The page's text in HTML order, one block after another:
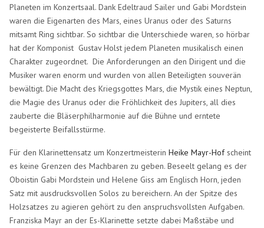
Planeten im Konzertsaal. Dank Edeltraud Sailer und Gabi Mordstein
waren die Eigenarten des Mars, eines Uranus oder des Saturns
mitsamt Ring sichtbar. So sichtbar die Unterschiede waren, so hörbar
hat der Komponist Gustav Holst jedem Planeten musikalisch einen
Charakter zugeordnet. Die Anforderungen an den Dirigent und die
Musiker waren enorm und wurden von allen Beteiligten souverän
bewältigt. Die Macht des Kriegsgottes Mars, die Mystik eines Neptun,
die Magie des Uranus oder die Fröhlichkeit des Jupiters, all dies
zauberte die Bläserphilharmonie auf die Bühne und erntete
begeisterte Beifallsstürme.
Für den Klarinettensatz um KonzertmeisterinHeike Mayr-Hofscheint
es keine Grenzen des Machbaren zu geben. Beseelt gelang es der
Oboistin Gabi Mordstein und Helene Giss am Englisch Horn, jeden
Satz mit ausdrucksvollen Solos zu bereichern. An der Spitze des
Holzsatzes zu agieren gehört zu den anspruchsvollsten Aufgaben.
Franziska Mayr an der Es-Klarinette setzte dabei Maßstäbe und